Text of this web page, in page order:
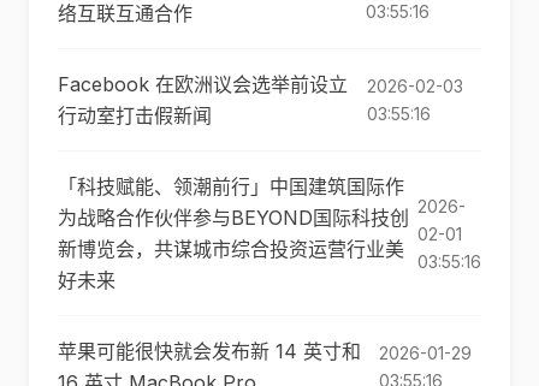
络互联互通合作
03:55:16
Facebook 在欧洲议会选举前设立
行动室打击假新闻
2026-02-03
03:55:16
「科技赋能、领潮前行」中国建筑国际作
为战略合作伙伴参与BEYOND国际科技创
新博览会，共谋城市综合投资运营行业美
好未来
2026-
02-01
03:55:16
苹果可能很快就会发布新 14 英寸和
2026-01-29
03:55:16